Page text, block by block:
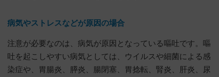
病気やストレスなどが原因の場合
注意が必要なのは、病気が原因となっている嘔吐です。嘔
吐を起こしやすい病気としては、ウイルスや細菌による感
染症や、胃腸炎、膵炎、腸閉塞、胃捻転、腎炎、肝炎、尿